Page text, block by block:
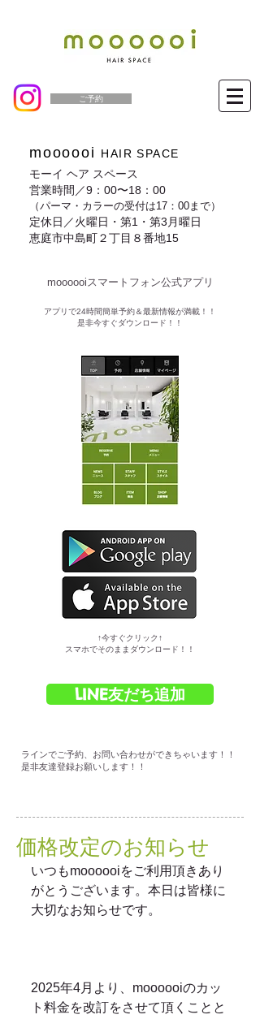
ご予約
moooooi
HAIR SPACE
モーイ ヘア スペース
営業時間／9：00〜18：00
（パーマ・カラーの受付は17：00まで）
定休日／火曜日・第1・第3月曜日
恵庭市中島町２丁目８番地15
moooooiスマートフォン公式アプリ​
​アプリで24時間簡単予約＆最新情報が満載！！
是非今すぐダウンロード！！
​↑今すぐクリック↑
スマホでそのままダウンロード！！
LINE友だち追加
ラインでご予約、お問い合わせができちゃいます！！
是非友達登録お願いします！！
価格改定のお知らせ
いつもmoooooiをご利用頂きあり
がとうございます。本日は皆様に
大切なお知らせです。
2025年4月より、moooooiのカッ
ト料金を改訂をさせて頂くことと